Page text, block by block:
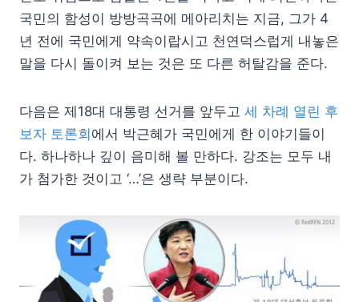
국민의 함성이 방방곡곡에 메아리치는 지금, 그가 4
년 전에 국민에게 약속이랍시고 천연덕스럽게 내놓은
말을 다시 돌이켜 보는 것은 또 다른 허탈감을 준다.
다음은 제18대 대통령 선거를 앞두고 세 차례 열린 후
보자 토론회 에서 박근혜가 국민에게 한 이야기들이
다. 하나하나 깊이 음미해 볼 만하다. 강조는 모두 내
가 첨가한 것이고 ‘…’은 생략 부분이다.